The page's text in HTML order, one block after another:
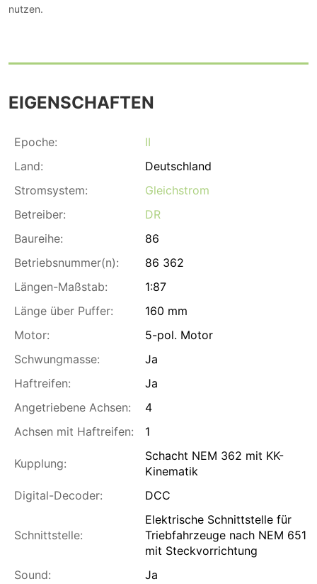
nutzen.
EIGENSCHAFTEN
Epoche:
II
Land:
Deutschland
Stromsystem:
Gleichstrom
Betreiber:
DR
Baureihe:
86
Betriebsnummer(n):
86 362
Längen-Maßstab:
1:87
Länge über Puffer:
160 mm
Motor:
5-pol. Motor
Schwungmasse:
Ja
Haftreifen:
Ja
Angetriebene Achsen:
4
Achsen mit Haftreifen:
1
Kupplung:
Schacht NEM 362 mit KK-
Kinematik
Digital-Decoder:
DCC
Schnittstelle:
Elektrische Schnittstelle für
Triebfahrzeuge nach NEM 651
mit Steckvorrichtung
Sound:
Ja